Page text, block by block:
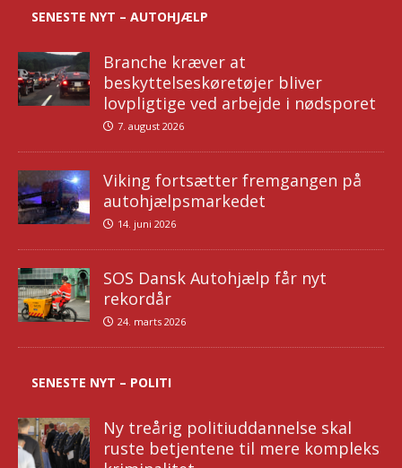
SENESTE NYT – AUTOHJÆLP
Branche kræver at
beskyttelseskøretøjer bliver
lovpligtige ved arbejde i nødsporet
7. august 2026
Viking fortsætter fremgangen på
autohjælpsmarkedet
14. juni 2026
SOS Dansk Autohjælp får nyt
rekordår
24. marts 2026
SENESTE NYT – POLITI
Ny treårig politiuddannelse skal
ruste betjentene til mere kompleks